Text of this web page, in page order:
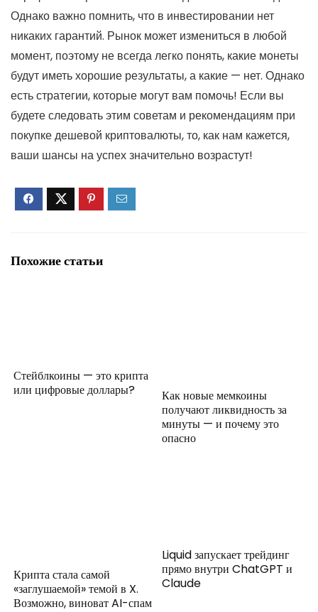
Однако важно помнить, что в инвестировании нет
никаких гарантий. Рынок может измениться в любой
момент, поэтому не всегда легко понять, какие монеты
будут иметь хорошие результаты, а какие — нет. Однако
есть стратегии, которые могут вам помочь! Если вы
будете следовать этим советам и рекомендациям при
покупке дешевой криптовалюты, то, как нам кажется,
ваши шансы на успех значительно возрастут!
Похожие статьи
Стейблкоины — это крипта
или цифровые доллары?
Как новые мемкоины
получают ликвидность за
минуты — и почему это
опасно
Крипта стала самой
«заглушаемой» темой в X.
Возможно, виноват AI-спам
Liquid запускает трейдинг
прямо внутри ChatGPT и
Claude